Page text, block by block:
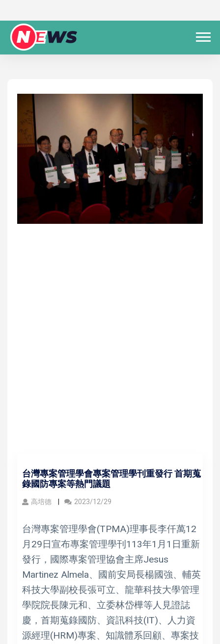
台灣專案管理學會專案管理學刊重發行 首期蒐
錄國防專案等熱門議題
高培德 2023/12/29
台灣專案管理學會(TPMA)理事長李仟萬12
月29日宣布專案管理學刊113年1月1日重新
發行，國際專案管理協會主席Jesus
Martinez Almela、國前安局長楊國強、輔英
科技大學副校長張可立、龍華科技大學管理
學院院長陳元和、立委林岱樺等人見證誌
慶，首期蒐錄國防、資訊科技(IT)、人力資
源經理(HRM)專案、知識體系回顧、專案技